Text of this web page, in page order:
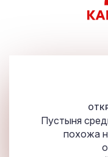
Пустыня
похожа